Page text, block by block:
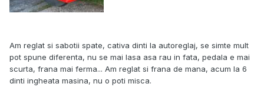
Am reglat si sabotii spate, cativa dinti la autoreglaj, se simte mult
pot spune diferenta, nu se mai lasa asa rau in fata, pedala e mai
scurta, frana mai ferma... Am reglat si frana de mana, acum la 6
dinti ingheata masina, nu o poti misca.